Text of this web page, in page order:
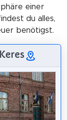
einer
du alles,
benötigst.